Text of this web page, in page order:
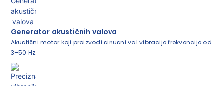
Generator akustičnih valova
Akustični motor koji proizvodi sinusni val vibracije frekvencije od
3–50 Hz.